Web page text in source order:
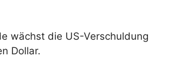
wächst die US-Verschuldung
Dollar.